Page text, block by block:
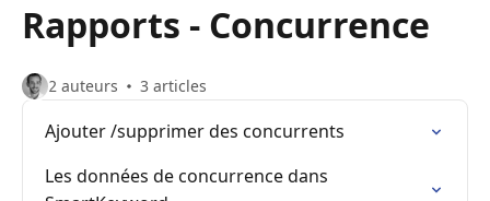
Rapports - Concurrence
2 auteurs 3 articles
Ajouter /supprimer des concurrents
Les données de concurrence dans